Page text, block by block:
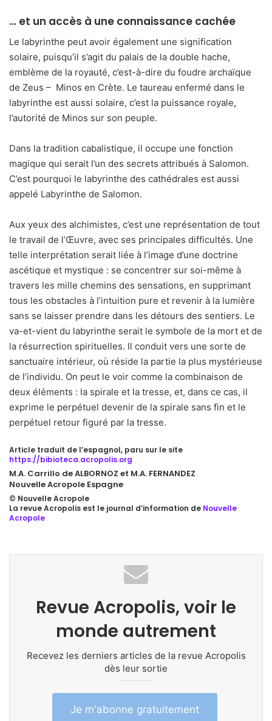
… et un accès à une connaissance cachée
Le labyrinthe peut avoir également une signification
solaire, puisqu’il s’agit du palais de la double hache,
emblème de la royauté, c’est-à-dire du foudre archaïque
de Zeus – Minos en Crète. Le taureau enfermé dans le
labyrinthe est aussi solaire, c’est la puissance royale,
l’autorité de Minos sur son peuple.
Dans la tradition cabalistique, il occupe une fonction
magique qui serait l’un des secrets attribués à Salomon.
C’est pourquoi le labyrinthe des cathédrales est aussi
appelé Labyrinthe de Salomon.
Aux yeux des alchimistes, c’est une représentation de tout
le travail de l’Œuvre, avec ses principales difficultés. Une
telle interprétation serait liée à l’image d’une doctrine
ascétique et mystique : se concentrer sur soi-même à
travers les mille chemins des sensations, en supprimant
tous les obstacles à l’intuition pure et revenir à la lumière
sans se laisser prendre dans les détours des sentiers. Le
va-et-vient du labyrinthe serait le symbole de la mort et de
la résurrection spirituelles. Il conduit vers une sorte de
sanctuaire intérieur, où réside la partie la plus mystérieuse
de l’individu. On peut le voir comme la combinaison de
deux éléments : la spirale et la tresse, et, dans ce cas, il
exprime le perpétuel devenir de la spirale sans fin et le
perpétuel retour figuré par la tresse.
Article traduit de l’espagnol, paru sur le site
https://bibioteca.acropolis.org
M.A. Carrillo de ALBORNOZ et M.A. FERNANDEZ
Nouvelle Acropole Espagne
© Nouvelle Acropole
La revue Acropolis est le journal d’information de Nouvelle
Acropole
Revue Acropolis, voir le
monde autrement
Recevez les derniers articles de la revue Acropolis
dès leur sortie
Je m'abonne gratuitement